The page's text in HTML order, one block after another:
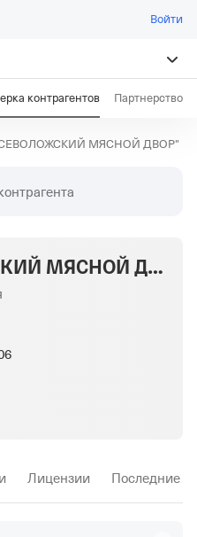
Войти
контрагентов Партнерство
МЯСНОЙ ДВОР"
ООО "ВСЕВОЛОЖСКИЙ МЯСНОЙ ДВОР"
Лицензии Последние